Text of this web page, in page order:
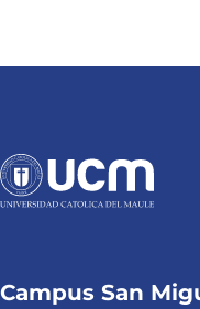
Campus San